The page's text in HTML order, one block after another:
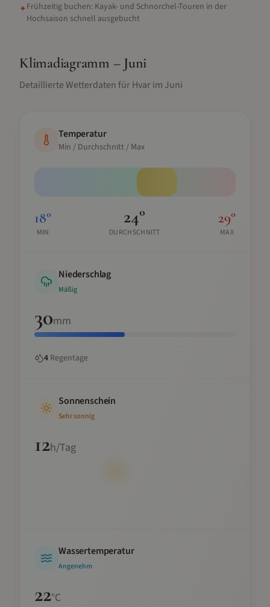
✦Frühzeitig buchen: Kayak- und Schnorchel-Touren in der
Hochsaison schnell ausgebucht
Klimadiagramm – Juni
Detaillierte Wetterdaten fürHvarim Juni
Temperatur
Min / Durchschnitt / Max
18°
MIN
24°
DURCHSCHNITT
29°
MAX
Niederschlag
Mäßig
30mm
4 Regentage
Sonnenschein
Sehr sonnig
12h/Tag
Wassertemperatur
Angenehm
22°C